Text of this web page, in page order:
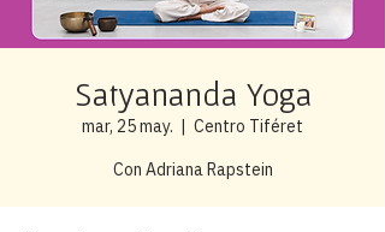
Satyananda Yoga
mar, 25 may.
  |
Centro Tiféret
Con Adriana Rapstein